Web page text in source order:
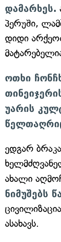
დამარხეს.
პერუში,
დიდი
ოთხი
უარის
ედგარ
ახალი
ნიმუშებს
ასახავს.